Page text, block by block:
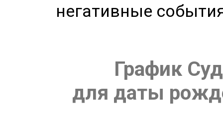
негативные
График
для даты